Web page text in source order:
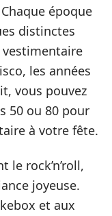
époque
distinctes
les années
vous pouvez
50 ou 80 pour
à votre fête.
le rock’n’roll,
joyeuse.
et aux